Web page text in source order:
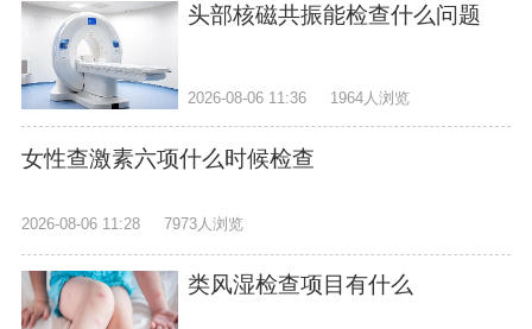
头部核磁共振能检查什么问题
2026-08-06 11:36 1964人浏览
女性查激素六项什么时候检查
2026-08-06 11:28 7973人浏览
类风湿检查项目有什么